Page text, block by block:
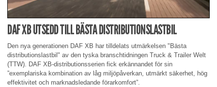
DAF XB UTSEDD TILL BÄSTA DISTRIBUTIONSLASTBIL
Den nya generationen DAF XB har tilldelats utmärkelsen "Bästa
distributionslastbil" av den tyska branschtidningen Truck & Trailer Welt
(TTW). DAF XB-distributionsserien fick erkännandet för sin
”exemplariska kombination av låg miljöpåverkan, utmärkt säkerhet, hög
effektivitet och marknadsledande förarkomfort”.